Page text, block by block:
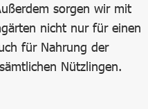
sorgen wir mit
nicht nur für einen
für Nahrung der
Nützlingen.